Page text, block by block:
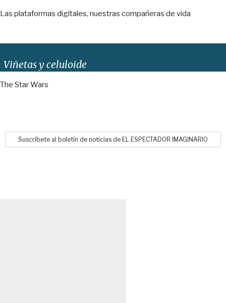
Las plataformas digitales, nuestras compañeras de vida
Viñetas y celuloide
The Star Wars
Suscríbete al boletín de noticias de EL ESPECTADOR IMAGINARIO